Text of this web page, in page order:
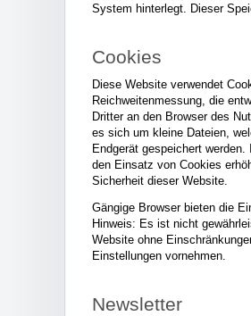
System hinterlegt. Dieser
Cookies
Diese Website verwendet
Reichweitenmessung, die
Dritter an den Browser des
es sich um kleine Dateien,
Endgerät gespeichert
den Einsatz von Cookies
Sicherheit dieser Website.
Gängige Browser bieten die
Hinweis: Es ist nicht
Website ohne
Einstellungen vornehmen.
Newsletter